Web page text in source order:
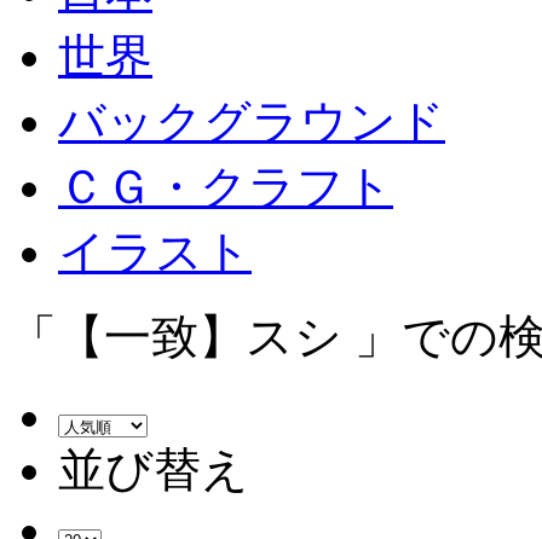
世界
バックグラウンド
ＣＧ・クラフト
イラスト
「【一致】スシ 」での
並び替え